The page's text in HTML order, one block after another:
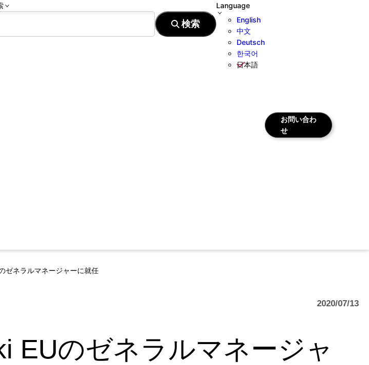
Language
English
中文
Deutsch
한국어
日本語
お問い合わ
せ
ゼネラルマネージャーに就任
2020/07/13
EUのゼネラルマネージャ